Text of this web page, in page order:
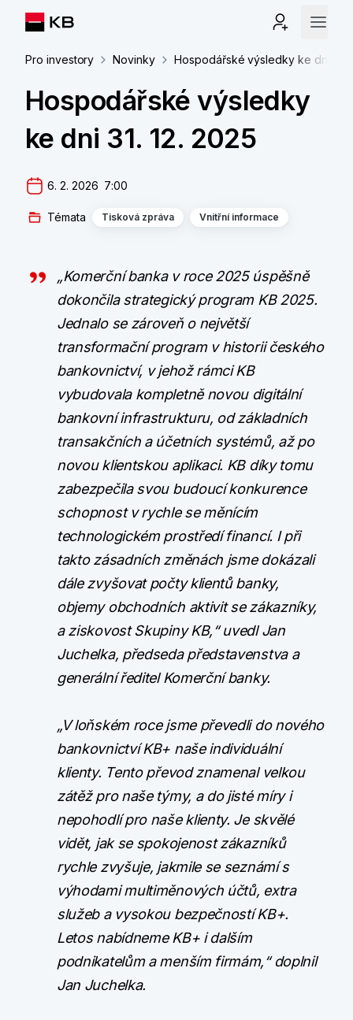
Pro investory Novinky Hospodářské výsledky ke dni 31.
Hospodářské výsledky
ke dni 31. 12. 2025
6. 2. 2026  7:00
Témata Tisková zpráva Vnitřní informace
„Komerční banka v roce 2025 úspěšně
dokončila strategický program KB 2025.
Jednalo se zároveň o největší
transformační program v historii českého
bankovnictví, v jehož rámci KB
vybudovala kompletně novou digitální
bankovní infrastrukturu, od základních
transakčních a účetních systémů, až po
novou klientskou aplikaci. KB díky tomu
zabezpečila svou budoucí konkurence
schopnost v rychle se měnícím
technologickém prostředí financí. I při
takto zásadních změnách jsme dokázali
dále zvyšovat počty klientů banky,
objemy obchodních aktivit se zákazníky,
a ziskovost Skupiny KB,“ uvedl Jan
Juchelka, předseda představenstva a
generální ředitel Komerční banky.
„V loňském roce jsme převedli do nového
bankovnictví KB+ naše individuální
klienty. Tento převod znamenal velkou
zátěž pro naše týmy, a do jisté míry i
nepohodlí pro naše klienty. Je skvělé
vidět, jak se spokojenost zákazníků
rychle zvyšuje, jakmile se seznámí s
výhodami multiměnových účtů, extra
služeb a vysokou bezpečností KB+.
Letos nabídneme KB+ i dalším
podnikatelům a menším firmám,“ doplnil
Jan Juchelka.